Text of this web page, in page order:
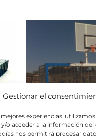
Gestionar el
mejores experiencias,
y/o acceder a la información
nos permitirá procesar